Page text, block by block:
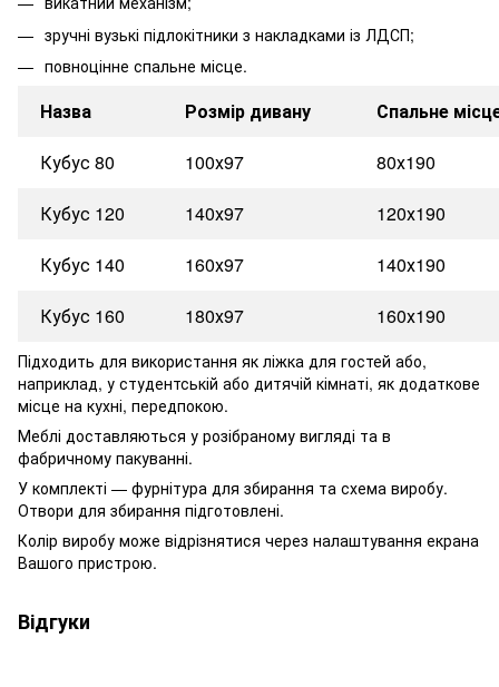
зручні вузькі підлокітники з накладками із ЛДСП;
повноцінне спальне місце.
Назва Розмір дивану
Спальне
Кубус 80
100х97
80х190
Кубус 120
140х97
120х190
Кубус 140
160х97
140х190
Кубус 160
180х97 160х190
Підходить для використання як ліжка для гостей або,
наприклад, у студентській або дитячій кімнаті, як додаткове
місце на кухні, передпокою.
Меблі доставляються у розібраному вигляді та в
фабричному пакуванні.
У комплекті — фурнітура для збирання та схема виробу.
Отвори для збирання підготовлені.
Колір виробу може відрізнятися через налаштування екрана
Вашого пристрою.
Відгуки